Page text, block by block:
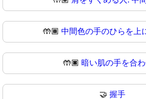
🤲🏾 中間色の手のひらを上
🤲🏿 暗い肌の手を合
🤝 握手